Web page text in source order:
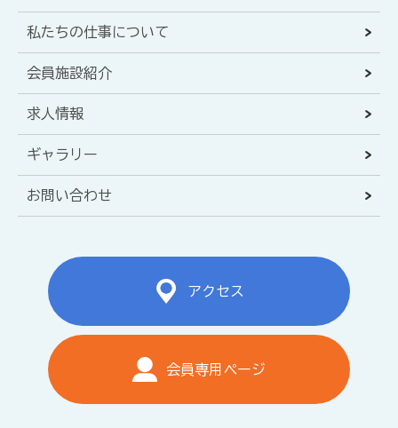
私たちの仕事について
会員施設紹介
求人情報
ギャラリー
お問い合わせ
アクセス
会員専用ページ